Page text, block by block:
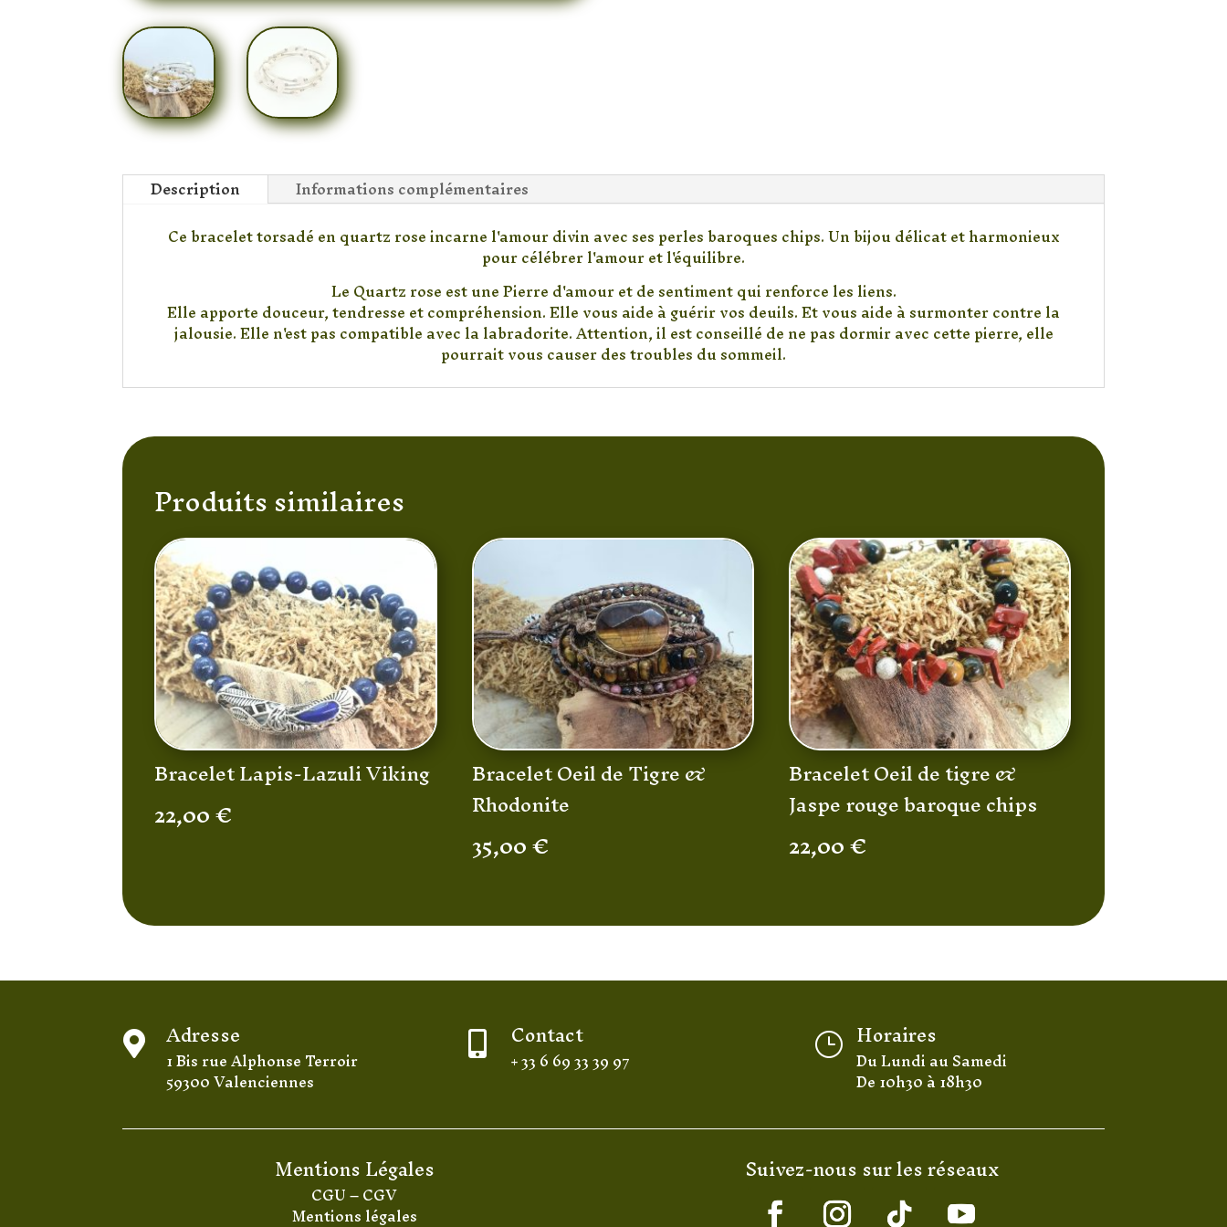
Description
Informations complémentaires
Ce bracelet torsadé en quartz rose incarne l'amour divin avec ses perles baroques chips. Un bijou délicat et harmonieux
pour célébrer l'amour et l'équilibre.
Le Quartz rose est une Pierre d'amour et de sentiment qui renforce les liens.
Elle apporte douceur, tendresse et compréhension. Elle vous aide à guérir vos deuils. Et vous aide à surmonter contre la
jalousie. Elle n'est pas compatible avec la labradorite. Attention, il est conseillé de ne pas dormir avec cette pierre, elle
pourrait vous causer des troubles du sommeil.
Produits similaires
Bracelet Lapis-Lazuli Viking
22,00€
Bracelet Oeil de Tigre &
Rhodonite
35,00€
Bracelet Oeil de tigre &
Jaspe rouge baroque chips
22,00€
 Adresse
1 Bis rue Alphonse Terroir
59300 Valenciennes
 Contact
+ 33 6 69 33 39 97
} Horaires
Du Lundi au Samedi
De 10h30 à 18h30
Mentions Légales
CGU–CGV
Mentions légales
Suivez-nous sur les réseaux